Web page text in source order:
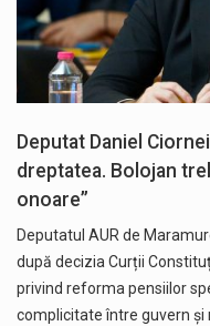
Deputat Daniel
dreptatea. Bolojan
onoare”
Deputatul AUR de
după decizia Curții
privind reforma pensiilor
complicitate între guvern și